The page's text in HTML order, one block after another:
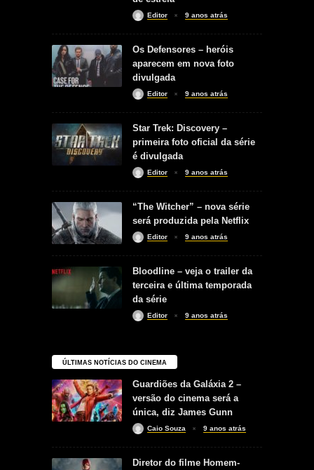
Editor 9 anos atrás
Os Defensores – heróis
aparecem em nova foto
divulgada
Editor 9 anos atrás
Star Trek: Discovery –
primeira foto oficial da série
é divulgada
Editor 9 anos atrás
“The Witcher” – nova série
será produzida pela Netflix
Editor 9 anos atrás
Bloodline – veja o trailer da
terceira e última temporada
da série
Editor 9 anos atrás
ÚLTIMAS NOTÍCIAS DO CINEMA
Guardiões da Galáxia 2 –
versão do cinema será a
única, diz James Gunn
Caio Souza 9 anos atrás
Diretor do filme Homem-